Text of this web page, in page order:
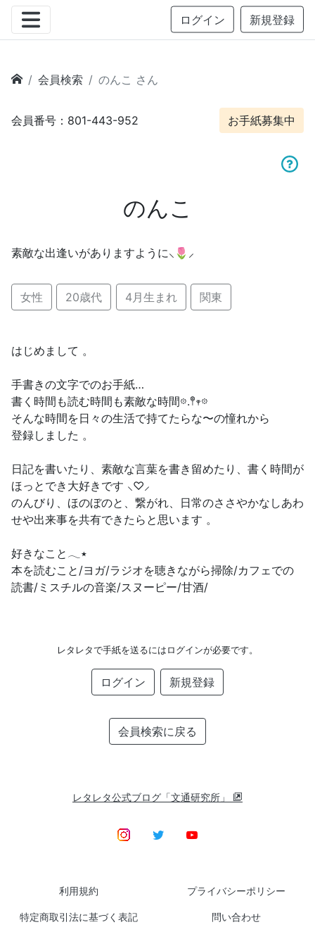
ログイン 新規登録
会員検索 のんこ さん
会員番号：801-443-952 お手紙募集中
のんこ
素敵な出逢いがありますように⸜🌷︎⸝‍
女性 20歳代 4月生まれ 関東
はじめまして 。
手書きの文字でのお手紙…
書く時間も読む時間も素敵な時間𖡼.𖤣𖥧𖡼
そんな時間を日々の生活で持てたらな〜の憧れから
登録しました 。
日記を書いたり、素敵な言葉を書き留めたり、書く時間が
ほっとでき大好きです ⸜♡⸝‍
のんびり、ほのぼのと、繋がれ、日常のささやかなしあわ
せや出来事を共有できたらと思います 。
好きなこと𓂃٭
本を読むこと/ヨガ/ラジオを聴きながら掃除/カフェでの
読書/ミスチルの音楽/スヌーピー/甘酒/
レタレタで手紙を送るにはログインが必要です。
ログイン 新規登録
会員検索に戻る
レタレタ公式ブログ「文通研究所」
利用規約 プライバシーポリシー
特定商取引法に基づく表記 問い合わせ